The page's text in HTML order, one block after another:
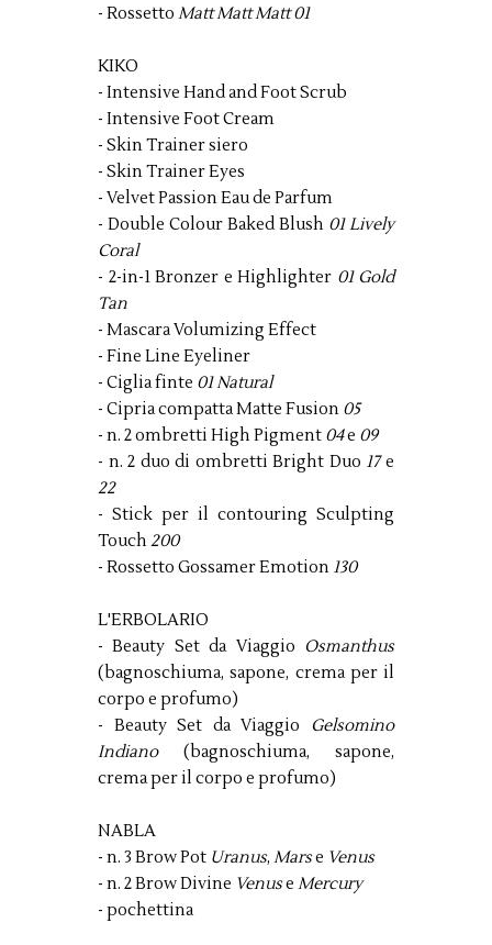
- Rossetto Matt Matt Matt 01
KIKO
- Intensive Hand and Foot Scrub
- Intensive Foot Cream
- Skin Trainer siero
- Skin Trainer Eyes
- Velvet Passion Eau de Parfum
- Double Colour Baked Blush 01 Lively
Coral
- 2-in-1 Bronzer e Highlighter 01 Gold
Tan
- Mascara Volumizing Effect
- Fine Line Eyeliner
- Ciglia finte 01 Natural
- Cipria compatta Matte Fusion 05
- n. 2 ombretti High Pigment 04e 09
- n. 2 duo di ombretti Bright Duo 17e
22
- Stick per il contouring Sculpting
Touch200
- Rossetto Gossamer Emotion 130
L'ERBOLARIO
- Beauty Set da Viaggio Osmanthus
(bagnoschiuma, sapone, crema per il
corpo e profumo)
- Beauty Set da Viaggio Gelsomino
Indiano (bagnoschiuma, sapone,
crema per il corpo e profumo)
NABLA
- n. 3 Brow Pot Uranus, Marse Venus
- n. 2 Brow Divine Venuse Mercury
- pochettina